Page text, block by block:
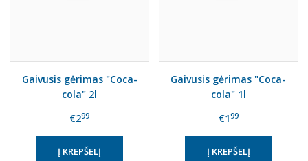
Gaivusis gėrimas "Coca-
cola" 2l
€299
Gaivusis gėrimas "Coca-
cola" 1l
€199